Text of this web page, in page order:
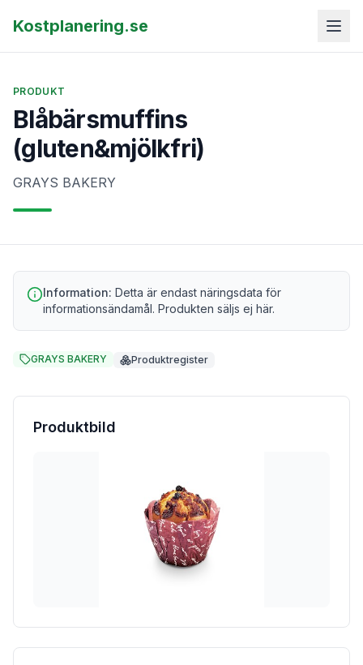
Kostplanering.se
PRODUKT
Blåbärsmuffins
(gluten&mjölkfri)
GRAYS BAKERY
Information: Detta är endast näringsdata för
informationsändamål. Produkten säljs ej här.
GRAYS BAKERY Produktregister
Produktbild